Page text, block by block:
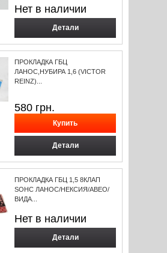
Нет в наличии
Детали
ПРОКЛАДКА ГБЦ
ЛАНОС,НУБИРА 1,6 (VICTOR
REINZ)...
580 грн.
Детали
ПРОКЛАДКА ГБЦ 1,5 8КЛАП
SOHC ЛАНОС/НЕКСИЯ/АВЕО/
ВИДА...
Нет в наличии
Детали